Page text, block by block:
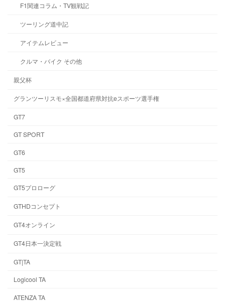
F1関連コラム・TV観戦記
ツーリング道中記
アイテムレビュー
クルマ・バイク その他
親父杯
グランツーリスモ×全国都道府県対抗eスポーツ選手権
GT7
GT SPORT
GT6
GT5
GT5プロローグ
GTHDコンセプト
GT4オンライン
GT4日本一決定戦
GT|TA
Logicool TA
ATENZA TA